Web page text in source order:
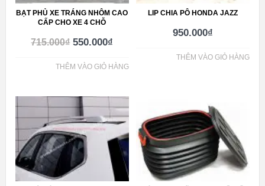
BẠT PHỦ XE TRÁNG NHÔM CAO
CẤP CHO XE 4 CHỖ
715.000₫ 550.000₫
THÊM VÀO GIỎ HÀNG
LIP CHIA PÔ HONDA JAZZ
950.000₫
THÊM VÀO GIỎ HÀNG